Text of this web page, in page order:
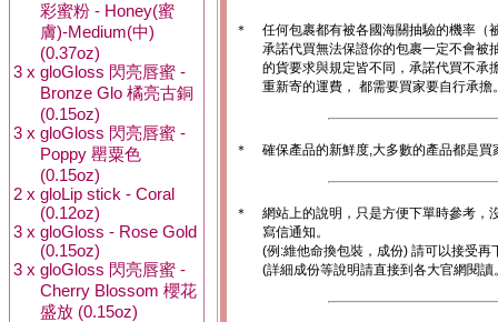
彩蜜粉 - Honey(蜜
膚)-Medium(中)
(0.37oz)
3 x gloGloss 閃亮唇蜜 -
Bronze Glo 橘亮古銅
(0.15oz)
3 x gloGloss 閃亮唇蜜 -
Poppy 罌粟色
(0.15oz)
2 x gloLip stick - Coral
(0.12oz)
3 x gloGloss - Rose Gold
(0.15oz)
3 x gloGloss 閃亮唇蜜 -
Cherry Blossom 櫻花
盛放 (0.15oz)
＊
任何包裹都有被各國海關抽驗的機率（
承諾代買無法保證你的包裹一定不會被
的貨要求與規定皆不同，承諾代買不承
重新寄的運費， 都需要買家要自行承擔
＊ 確保產品的新鮮度,大多數的產品都是
＊
網站上的說明，只是方便下單時參考，
寫信通知。
(例:維他命換包裝，成份) 請可以接受再
(詳細成份等說明請直接到各大官網閱讀